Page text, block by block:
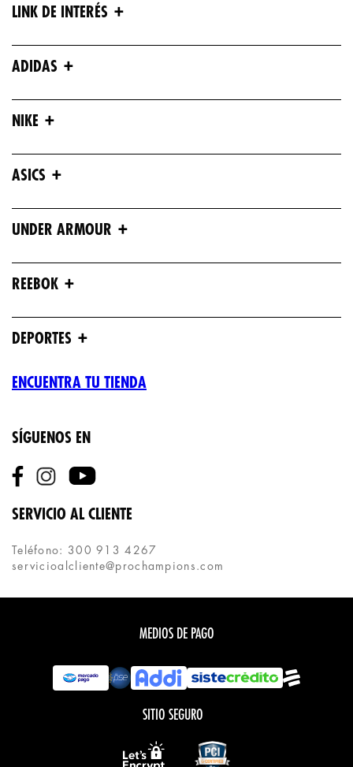
LINK DE INTERÉS +
ADIDAS +
NIKE +
ASICS +
UNDER ARMOUR +
REEBOK +
DEPORTES +
ENCUENTRA TU TIENDA
SÍGUENOS EN
SERVICIO AL CLIENTE
Teléfono: 300 913 4267
servicioalcliente@prochampions.com
MEDIOS DE PAGO
SITIO SEGURO